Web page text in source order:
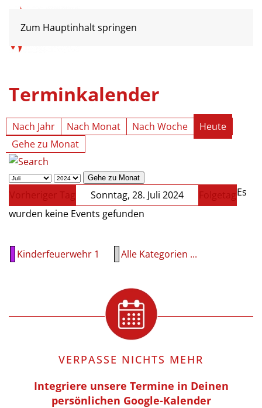
Zum Hauptinhalt springen
Terminkalender
Nach Jahr Nach Monat Nach Woche
Heute
Gehe zu Monat
Gehe zu Monat
Vorheriger Tag Sonntag, 28. Juli 2024 FolgetagEs
wurden keine Events gefunden
Kinderfeuerwehr 1 Alle Kategorien ...
VERPASSE NICHTS MEHR
Integriere unsere Termine in Deinen
persönlichen Google-Kalender